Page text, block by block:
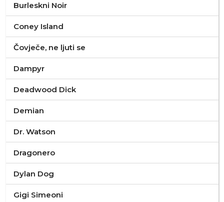
Burleskni Noir
Coney Island
Čovječe, ne ljuti se
Dampyr
Deadwood Dick
Demian
Dr. Watson
Dragonero
Dylan Dog
Gigi Simeoni